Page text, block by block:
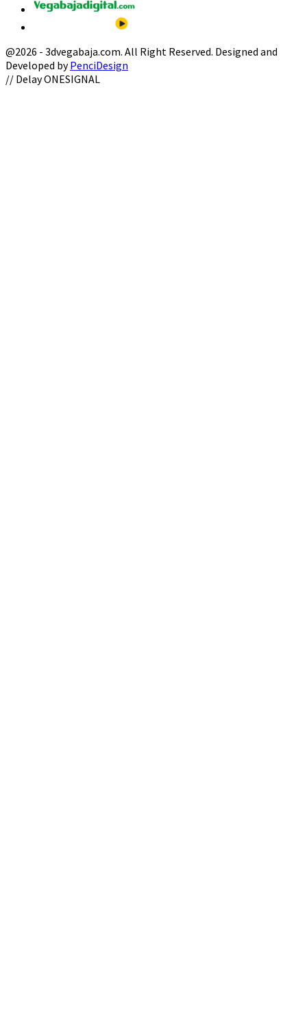
@2026 - 3dvegabaja.com. All Right Reserved. Designed and
Developed byPenciDesign
Facebook
Twitter
Instagram
Youtube
Email
// Delay ONESIGNAL